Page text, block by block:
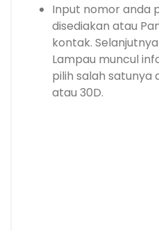
Input nomor anda
disediakan atau
kontak.
Lampau muncul
pilih salah satunya
atau 30D.